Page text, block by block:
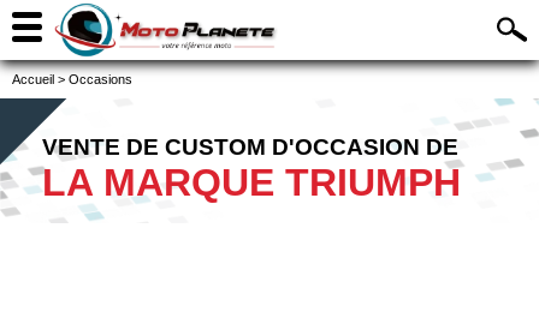
Accueil > Occasions
VENTE DE CUSTOM D'OCCASION DE
LA MARQUE TRIUMPH